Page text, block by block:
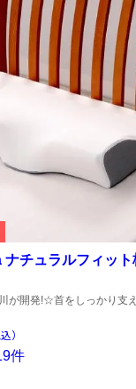
チュラルフィット
が開発!☆首をしっかり支
）
件